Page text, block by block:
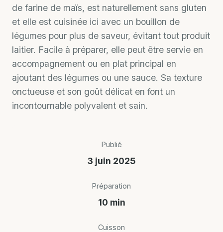
de farine de maïs, est naturellement sans gluten
et elle est cuisinée ici avec un bouillon de
légumes pour plus de saveur, évitant tout produit
laitier. Facile à préparer, elle peut être servie en
accompagnement ou en plat principal en
ajoutant des légumes ou une sauce. Sa texture
onctueuse et son goût délicat en font un
incontournable polyvalent et sain.
Publié
3 juin 2025
Préparation
10 min
Cuisson